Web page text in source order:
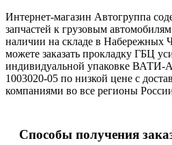
Интернет-магазин Автогруппа
запчастей к грузовым
наличии на складе в Набережных
можете заказать прокладку ГБЦ
индивидуальной упаковке ВАТИ-
1003020-05 по низкой цене с
компаниями во все регионы
Способы получения